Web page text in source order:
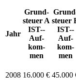
Jahr
Grund­
steu­er A
IST-­
Auf­
kom­
men
steu­er
IST-­
Auf­
kom­
men
2008 16.000 € 45.000